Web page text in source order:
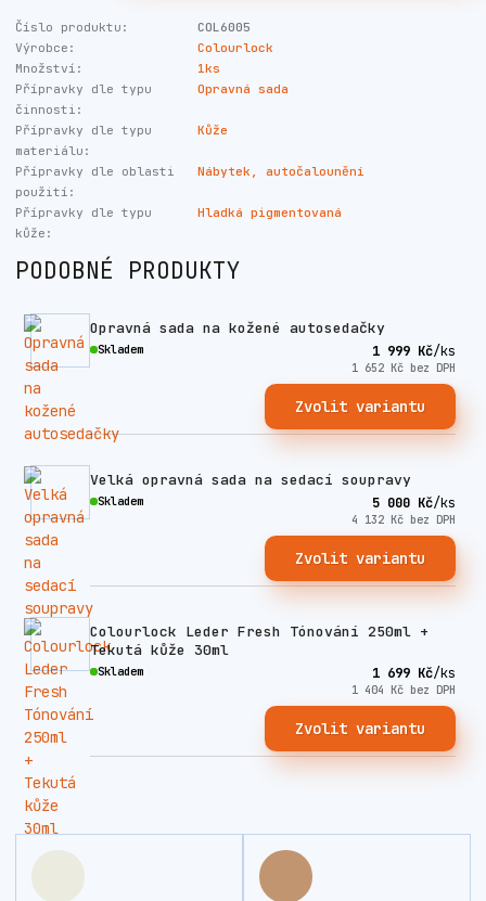
Číslo produktu:
COL6005
Výrobce:
Colourlock
Množství:
1ks
Přípravky dle typu
činnosti:
Opravná sada
Přípravky dle typu
materiálu:
Kůže
Přípravky dle oblasti
použití:
Nábytek, autočalounění
Přípravky dle typu
kůže:
Hladká pigmentovaná
PODOBNÉ PRODUKTY
Opravná sada na kožené autosedačky
1 999 Kč/ks
1 652 Kč bez DPH
Skladem
Zvolit variantu
Velká opravná sada na sedací soupravy
5 000 Kč/ks
4 132 Kč bez DPH
Skladem
Zvolit variantu
Colourlock Leder Fresh Tónování 250ml +
Tekutá kůže 30ml
1 699 Kč/ks
1 404 Kč bez DPH
Skladem
Zvolit variantu